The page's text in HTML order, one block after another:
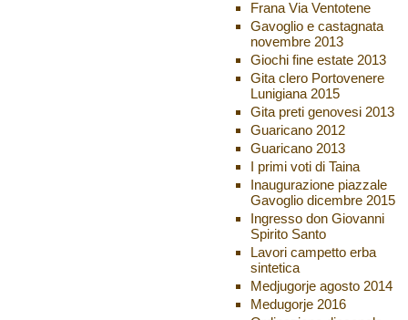
Frana Via Ventotene
Gavoglio e castagnata
novembre 2013
Giochi fine estate 2013
Gita clero Portovenere
Lunigiana 2015
Gita preti genovesi 2013
Guaricano 2012
Guaricano 2013
I primi voti di Taina
Inaugurazione piazzale
Gavoglio dicembre 2015
Ingresso don Giovanni
Spirito Santo
Lavori campetto erba
sintetica
Medjugorje agosto 2014
Medugorje 2016